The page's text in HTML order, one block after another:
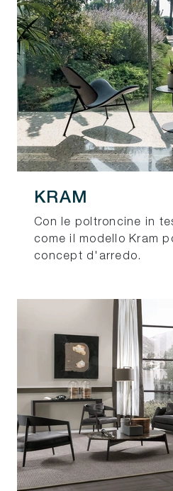
KRAM
Con le poltroncine in
come il modello Kram
concept d'arredo.